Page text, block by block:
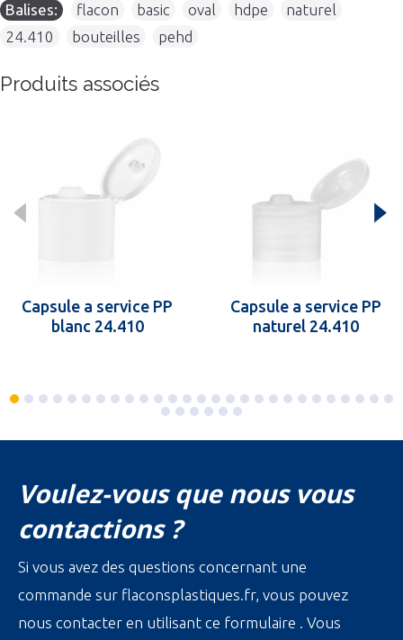
Balises: flacon basic oval hdpe naturel
24.410
bouteilles pehd
Produits associés
Capsule a service PP
blanc 24.410
Capsule a service PP
naturel 24.410
Voulez-vous que nous vous
contactions ?
Si vous avez des questions concernant une
commande sur flaconsplastiques.fr, vous pouvez
nous contacter en utilisant ce formulaire . Vous